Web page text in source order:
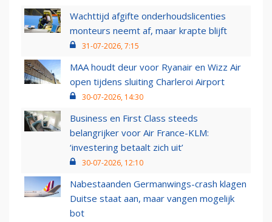
Wachttijd afgifte onderhoudslicenties
monteurs neemt af, maar krapte blijft
31-07-2026, 7:15
MAA houdt deur voor Ryanair en Wizz Air
open tijdens sluiting Charleroi Airport
30-07-2026, 14:30
Business en First Class steeds
belangrijker voor Air France-KLM:
‘investering betaalt zich uit’
30-07-2026, 12:10
Nabestaanden Germanwings-crash klagen
Duitse staat aan, maar vangen mogelijk
bot